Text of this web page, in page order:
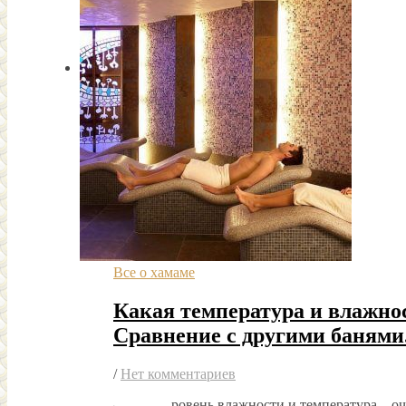
Все о хамаме
Какая температура и
Сравнение с другими
/ Нет комментариев